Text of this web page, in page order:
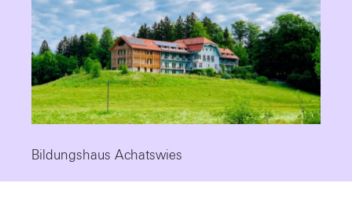
Bildungshaus Achatswies